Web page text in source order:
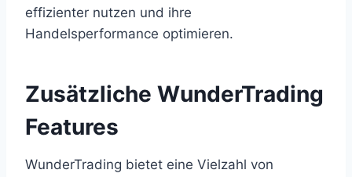
effizienter nutzen und ihre
Handelsperformance optimieren.
Zusätzliche WunderTrading
Features
WunderTrading bietet eine Vielzahl von